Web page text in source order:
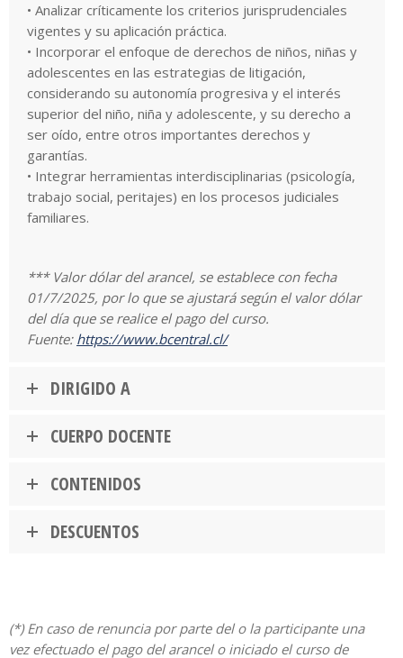
• Analizar críticamente los criterios jurisprudenciales
vigentes y su aplicación práctica.
• Incorporar el enfoque de derechos de niños, niñas y
adolescentes en las estrategias de litigación,
considerando su autonomía progresiva y el interés
superior del niño, niña y adolescente, y su derecho a
ser oído, entre otros importantes derechos y
garantías.
• Integrar herramientas interdisciplinarias (psicología,
trabajo social, peritajes) en los procesos judiciales
familiares.
*** Valor dólar del arancel, se establece con fecha
01/7/2025, por lo que se ajustará según el valor dólar
del día que se realice el pago del curso.
Fuente: https://www.bcentral.cl/
DIRIGIDO A
CUERPO DOCENTE
CONTENIDOS
DESCUENTOS
(*) En caso de renuncia por parte del o la participante una
vez efectuado el pago del arancel o iniciado el curso de